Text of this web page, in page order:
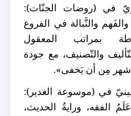
في (روضات الجنّات):
والنَّبالة في الفروع
بمراتب المعقول
والتّصنيف، مع جودة
أشهر مِن أن يَخفى».
في (موسوعة الغدير):
الفقه، ورايةُ الحديث،